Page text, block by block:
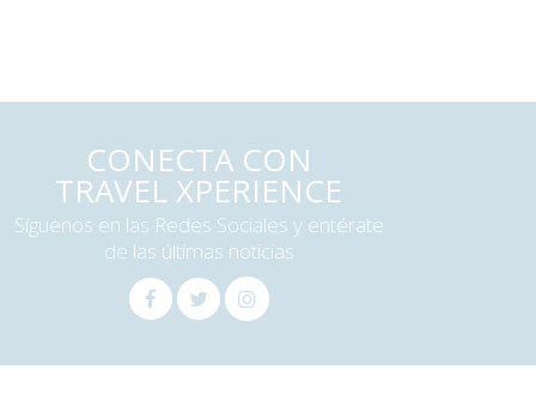
CONECTA CON
TRAVEL XPERIENCE
Síguenos en las Redes Sociales y entérate
de las últimas noticias